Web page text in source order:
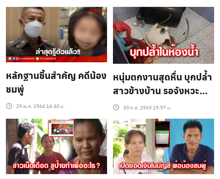
หลักฐานชิ้นสำคัญ คดีน้อง
ชมพู่
29 พ.ค. 2564 14:40 น.
หนุ่มตกงานสุดหื่น บุกปล้ำ
สาวข้างบ้าน รอจังหวะ
ถอดเสื้อผ้าอาบน้ำ
30 ก.ค. 2563 19:57 น.